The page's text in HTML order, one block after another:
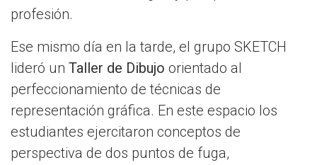
profesión.
Ese mismo día en la tarde, el grupo SKETCH
lideró un Taller de Dibujo orientado al
perfeccionamiento de técnicas de
representación gráfica. En este espacio los
estudiantes ejercitaron conceptos de
perspectiva de dos puntos de fuga,